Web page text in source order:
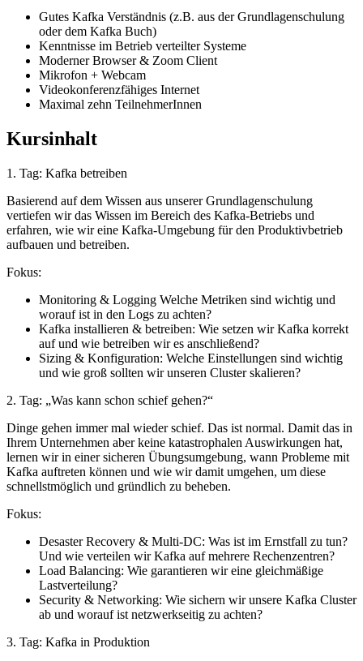
Gutes Kafka Verständnis (z.B. aus der Grundlagenschulung
oder dem Kafka Buch)
Kenntnisse im Betrieb verteilter Systeme
Moderner Browser & Zoom Client
Mikrofon + Webcam
Videokonferenzfähiges Internet
Maximal zehn TeilnehmerInnen
Kursinhalt
1. Tag: Kafka betreiben
Basierend auf dem Wissen aus unserer Grundlagenschulung
vertiefen wir das Wissen im Bereich des Kafka-Betriebs und
erfahren, wie wir eine Kafka-Umgebung für den Produktivbetrieb
aufbauen und betreiben.
Fokus:
Monitoring & Logging Welche Metriken sind wichtig und
worauf ist in den Logs zu achten?
Kafka installieren & betreiben: Wie setzen wir Kafka korrekt
auf und wie betreiben wir es anschließend?
Sizing & Konfiguration: Welche Einstellungen sind wichtig
und wie groß sollten wir unseren Cluster skalieren?
2. Tag:
Was kann schon schief gehen?
Dinge gehen immer mal wieder schief. Das ist normal. Damit das in
Ihrem Unternehmen aber keine katastrophalen Auswirkungen hat,
lernen wir in einer sicheren Übungsumgebung, wann Probleme mit
Kafka auftreten können und wie wir damit umgehen, um diese
schnellstmöglich und gründlich zu beheben.
Fokus:
Desaster Recovery & Multi-DC: Was ist im Ernstfall zu tun?
Und wie verteilen wir Kafka auf mehrere Rechenzentren?
Load Balancing: Wie garantieren wir eine gleichmäßige
Lastverteilung?
Security & Networking: Wie sichern wir unsere Kafka Cluster
ab und worauf ist netzwerkseitig zu achten?
3. Tag: Kafka in Produktion